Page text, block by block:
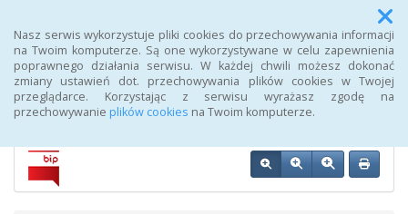
Nasz serwis wykorzystuje pliki cookies do przechowywania informacji
na Twoim komputerze. Są one wykorzystywane w celu zapewnienia
poprawnego działania serwisu. W każdej chwili możesz dokonać
zmiany ustawień dot. przechowywania plików cookies w Twojej
przeglądarce. Korzystając z serwisu wyrażasz zgodę na
przechowywanie plików cookies na Twoim komputerze.
Menu
Biuletyn Informacji Publicznej 107 Szpitala Wojskowego z
Przychodnią SPZOZ w Wałczu